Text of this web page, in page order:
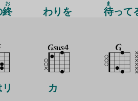
終
お
わりを 待
ま
って
カ